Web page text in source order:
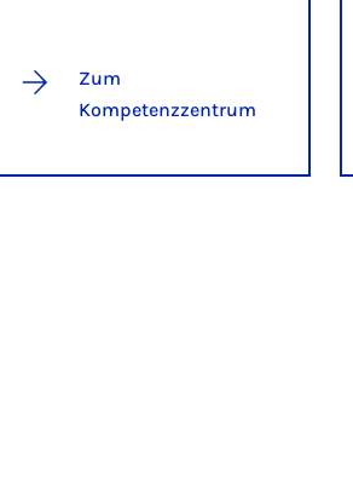
Zum
Kompetenzzentrum